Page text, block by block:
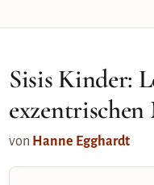
Sisis Kinder:
von Hanne Egghardt